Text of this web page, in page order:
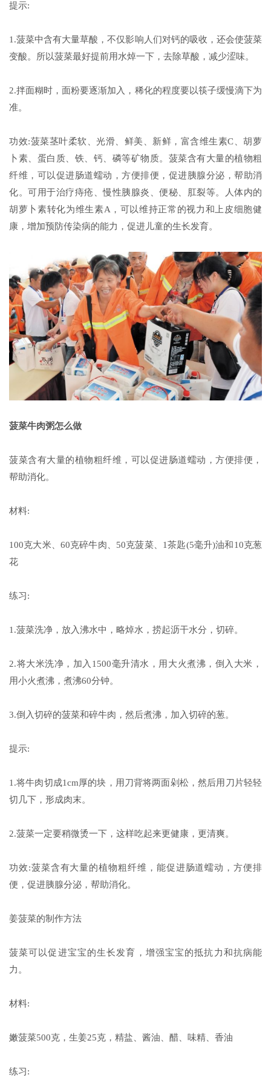
提示:
1.菠菜中含有大量草酸，不仅影响人们对钙的吸收，还会使菠菜
变酸。所以菠菜最好提前用水焯一下，去除草酸，减少涩味。
2.拌面糊时，面粉要逐渐加入，稀化的程度要以筷子缓慢滴下为
准。
功效:菠菜茎叶柔软、光滑、鲜美、新鲜，富含维生素C、胡萝
卜素、蛋白质、铁、钙、磷等矿物质。菠菜含有大量的植物粗
纤维，可以促进肠道蠕动，方便排便，促进胰腺分泌，帮助消
化。可用于治疗痔疮、慢性胰腺炎、便秘、肛裂等。人体内的
胡萝卜素转化为维生素A，可以维持正常的视力和上皮细胞健
康，增加预防传染病的能力，促进儿童的生长发育。
菠菜牛肉粥怎么做
菠菜含有大量的植物粗纤维，可以促进肠道蠕动，方便排便，
帮助消化。
材料:
100克大米、60克碎牛肉、50克菠菜、1茶匙(5毫升)油和10克葱
花
练习:
1.菠菜洗净，放入沸水中，略焯水，捞起沥干水分，切碎。
2.将大米洗净，加入1500毫升清水，用大火煮沸，倒入大米，
用小火煮沸，煮沸60分钟。
3.倒入切碎的菠菜和碎牛肉，然后煮沸，加入切碎的葱。
提示:
1.将牛肉切成1cm厚的块，用刀背将两面剁松，然后用刀片轻轻
切几下，形成肉末。
2.菠菜一定要稍微烫一下，这样吃起来更健康，更清爽。
功效:菠菜含有大量的植物粗纤维，能促进肠道蠕动，方便排
便，促进胰腺分泌，帮助消化。
姜菠菜的制作方法
菠菜可以促进宝宝的生长发育，增强宝宝的抵抗力和抗病能
力。
材料:
嫩菠菜500克，生姜25克，精盐、酱油、醋、味精、香油
练习: